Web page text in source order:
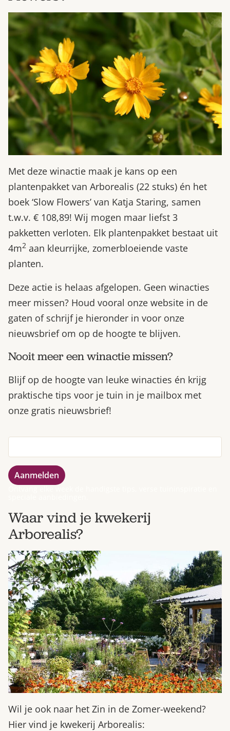
Met deze winactie maak je kans op een
plantenpakket van Arborealis (22 stuks) én het
boek ‘Slow Flowers’ van Katja Staring, samen
t.w.v. € 108,89! Wij mogen maar liefst 3
pakketten verloten. Elk plantenpakket bestaat uit
4m2 aan kleurrijke, zomerbloeiende vaste
planten.
Deze actie is helaas afgelopen. Geen winacties
meer missen? Houd vooral onze website in de
gaten of schrijf je hieronder in voor onze
nieuwsbrief om op de hoogte te blijven.
Nooit meer een winactie missen?
Blijf op de hoogte van leuke winacties én krijg
praktische tips voor je tuin in je mailbox met
onze gratis nieuwsbrief!
Waar vind je kwekerij
Arborealis?
Wil je ook naar het Zin in de Zomer-weekend?
Hier vind je kwekerij Arborealis: